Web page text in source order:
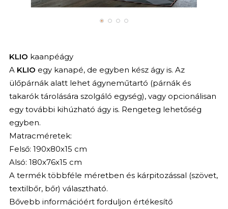
KLIO kaanpéágy
A KLIO egy kanapé, de egyben kész ágy is. Az
ülőpárnák alatt lehet ágyneműtartó (párnák és
takarók tárolására szolgáló egység), vagy opcionálisan
egy további kihúzható ágy is. Rengeteg lehetőség
egyben.
Matracméretek:
Felső: 190x80x15 cm
Alsó: 180x76x15 cm
A termék többféle méretben és kárpitozással (szövet,
textilbőr, bőr) választható.
Bővebb információért forduljon értékesítő